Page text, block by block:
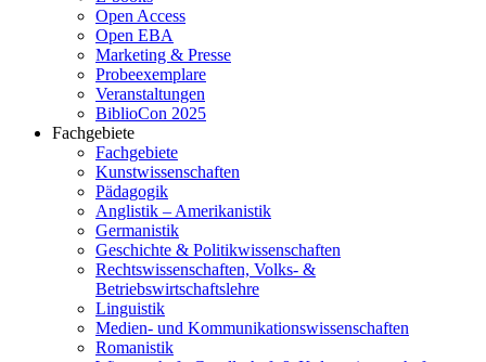
Open Access
Open EBA
Marketing & Presse
Probeexemplare
Veranstaltungen
BiblioCon 2025
Fachgebiete
Fachgebiete
Kunstwissenschaften
Pädagogik
Anglistik – Amerikanistik
Germanistik
Geschichte & Politikwissenschaften
Rechtswissenschaften, Volks- &
Betriebswirtschaftslehre
Linguistik
Medien- und Kommunikationswissenschaften
Romanistik